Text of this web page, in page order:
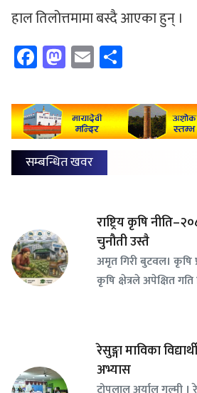
हाल तिलोत्तमामा बस्दै आएका हुन् ।
Facebook
Mastodon
Email
सम्बन्धित खवर
राष्ट्रिय कृषि
चुनौती उस्तै
अमृत गिरी बुटवल। कृषि
कृषि क्षेत्रले अपेक्षित
रेसुङ्गा माविका
अभ्यास